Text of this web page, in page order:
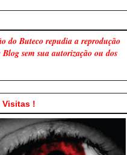
do Buteco repudia a reprodução
Blog sem sua autorização ou dos
Visitas !